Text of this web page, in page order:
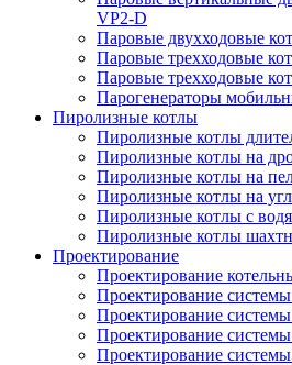
VP2-D
Паровые двухходовые
Паровые трехходовые
Паровые трехходовые
Парогенераторы
Пиролизные котлы
Пиролизные котлы
Пиролизные котлы на
Пиролизные котлы на
Пиролизные котлы на
Пиролизные котлы с
Пиролизные котлы
Проектирование
Проектирование
Проектирование
Проектирование
Проектирование
Проектирование